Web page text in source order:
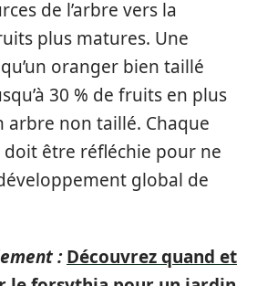
de l’arbre vers la
plus matures. Une
oranger bien taillé
30 % de fruits en plus
arbre non taillé. Chaque
être réfléchie pour ne
global de
: Découvrez quand et